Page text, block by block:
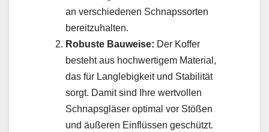
an verschiedenen Schnapssorten
bereitzuhalten.
Robuste Bauweise: Der Koffer
besteht aus hochwertigem Material,
das für Langlebigkeit und Stabilität
sorgt. Damit sind Ihre wertvollen
Schnapsgläser optimal vor Stößen
und äußeren Einflüssen geschützt.